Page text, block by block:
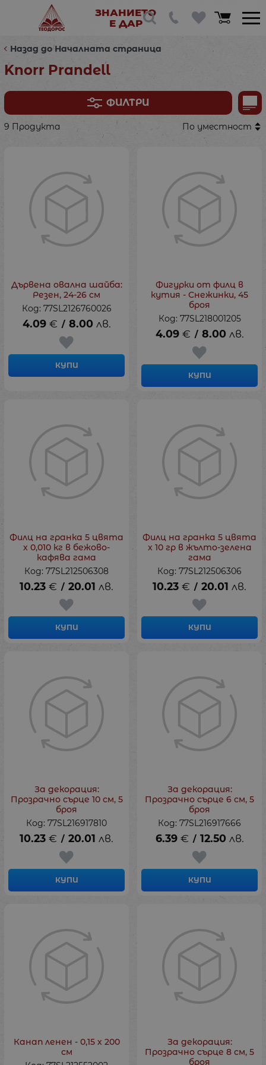
ЗНАНИЕТО
Е ДАР
Назад до Началната страница
Knorr Prandell
ФИЛТРИ
9 Продукта По уместност
Дървена овална шайба:
Резен, 24-26 см
Код: 77SL2126760026
4.09 € / 8.00 лв.
КУПИ
Фигурки от филц в
кутия - Снежинки, 45
броя
Код: 77SL218001205
4.09 € / 8.00 лв.
КУПИ
Филц на гранка 5 цвята
х 0,010 кг в бежово-
кафява гама
Код: 77SL212506308
10.23 € / 20.01 лв.
КУПИ
Филц на гранка 5 цвята
х 10 гр в жълто-зелена
гама
Код: 77SL212506306
10.23 € / 20.01 лв.
КУПИ
За декорация:
Прозрачно сърце 10 см, 5
броя
Код: 77SL216917810
10.23 € / 20.01 лв.
КУПИ
За декорация:
Прозрачно сърце 6 см, 5
броя
Код: 77SL216917666
6.39 € / 12.50 лв.
КУПИ
Канап ленен - 0,15 х 200
см
За декорация:
Прозрачно сърце 8 см, 5
броя